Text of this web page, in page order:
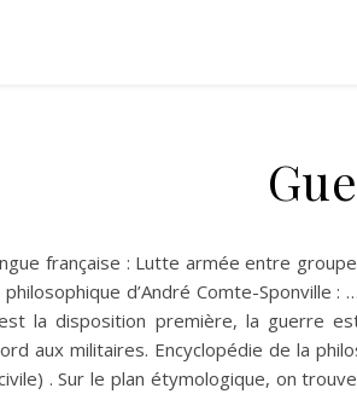
française : Lutte armée entre
d’André Comte-Sponville
la disposition première, la guerre
aux militaires. Encyclopédie de la
. Sur le plan étymologique, on